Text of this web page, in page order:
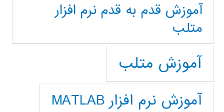
آموزش قدم به قدم نرم افزار
متلب
آموزش متلب
آموزش نرم افزار MATLAB